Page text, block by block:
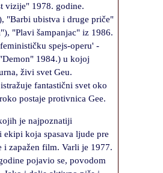
vizije" 1978. godine.
"Barbi ubistva i druge priče"
"Plavi šampanjac" iz 1986.
spejs-operu' -
1984.) u kojoj
živi svet Geu.
fantastični svet oko
postaje protivnica Gee.
je najpoznatiji
koja spasava ljude pre
i zapažen film. Varli je 1977.
pojavio se, povodom